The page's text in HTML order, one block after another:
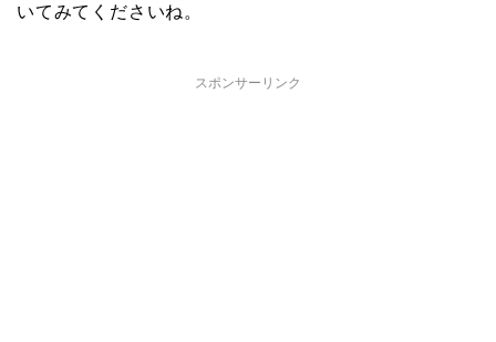
いてみてくださいね。
スポンサーリンク